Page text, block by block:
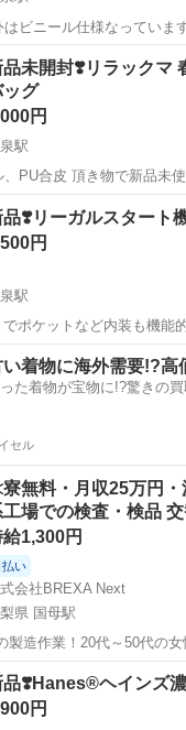
ル仕様なっています 注）値下げ交渉は
西泉駅 バッグ ベネト
品未開封❣️リラックマ
ッグ
円
駅
用です 注）値下げ交
西泉駅 バッグ リラ
品❣️リーガルスタート
円
駅
ポケットなど内装も機能
き、軽くて仕事用にも扱
ベルトは脱着可能です 注）値下げ
西泉駅 バッグ リー
い着物に海外需要!?高
た着物が宝物に!?驚きの
セル
無料・月収25万円
工場での検査・検品 交
給1,300円
払い
会社BREXA Next
県 国母駅
製造作業！20代～50代の
クリーンルーム内でのお
！マイカー通勤可！《山
◇結晶...
その他
品❣️Hanes®ヘインズ
円